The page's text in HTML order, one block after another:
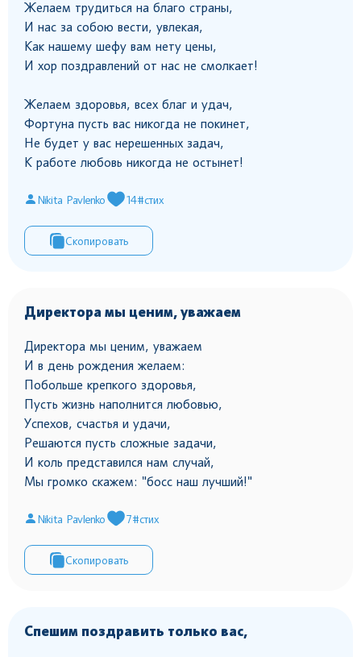
Желаем трудиться на благо страны,
И нас за собою вести, увлекая,
Как нашему шефу вам нету цены,
И хор поздравлений от нас не смолкает!
Желаем здоровья, всех благ и удач,
Фортуна пусть вас никогда не покинет,
Не будет у вас нерешенных задач,
К работе любовь никогда не остынет!
Nikita Pavlenko 14#стих
Скопировать
Директора мы ценим, уважаем
Директора мы ценим, уважаем
И в день рождения желаем:
Побольше крепкого здоровья,
Пусть жизнь наполнится любовью,
Успехов, счастья и удачи,
Решаются пусть сложные задачи,
И коль представился нам случай,
Мы громко скажем: "босс наш лучший!"
Nikita Pavlenko 7#стих
Скопировать
Спешим поздравить только вас,